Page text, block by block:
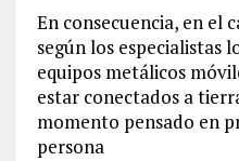
En consecuencia, en el
según los especialistas
equipos metálicos
estar conectados a
momento pensado en
persona